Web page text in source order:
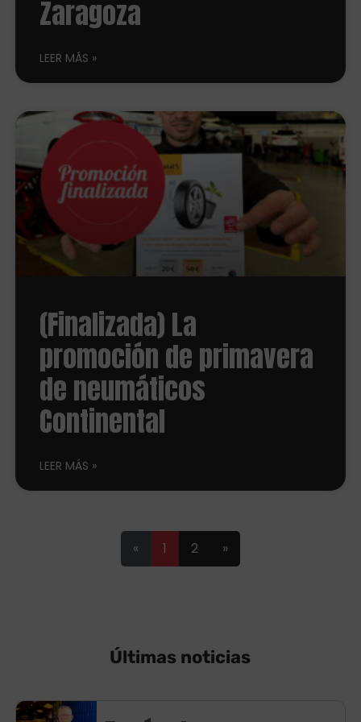
Zaragoza
LEER MÁS
(Finalizada) La
promoción de primavera
de neumáticos
Continental
LEER MÁS
« 1 2 »
Últimas noticias